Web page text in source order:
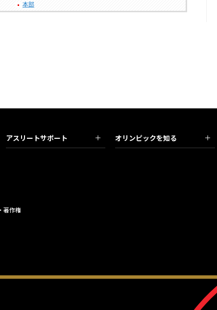
本部
アスリートサポート オリンピックを知る
著作権